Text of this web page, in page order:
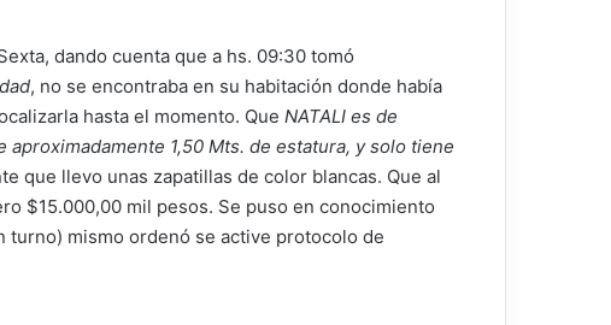
dando cuenta que a hs. 09:30 tomó
, no se encontraba en su habitación donde había
hasta el momento. Que NATALI es de
1,50 Mts. de estatura, y solo tiene
que llevo unas zapatillas de color blancas. Que al
$15.000,00 mil pesos. Se puso en conocimiento
turno) mismo ordenó se active protocolo de